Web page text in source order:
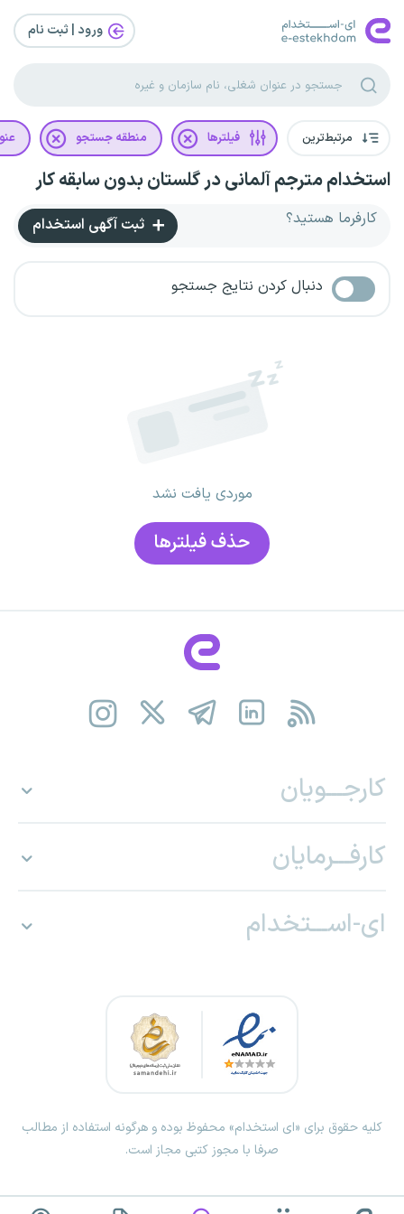
ورود | ثبت‌ نام
مرتبط‌ترین فیلترها منطقه جستجو
استخدام مترجم آلمانی در گلستان بدون سابقه کار
کارفرما هستید؟ ثبت آگهی استخدام
دنبال کردن نتایج جستجو
موردی یافت نشد
حذف فیلتر‌ها
کارجـــویان
کارفـــرمایان
ای-اســـتخدام
کلیه حقوق برای «ای استخدام» محفوظ بوده و هرگونه استفاده از مطالب
صرفا با مجوز کتبی مجاز است.